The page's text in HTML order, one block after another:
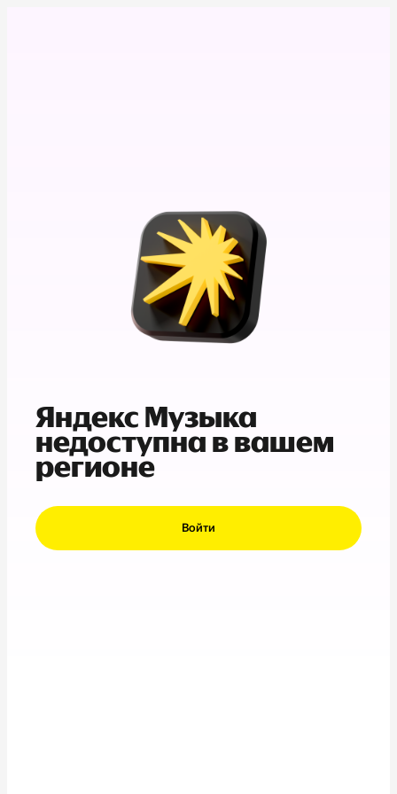
Яндекс Музыка
недоступна в вашем
регионе
Войти